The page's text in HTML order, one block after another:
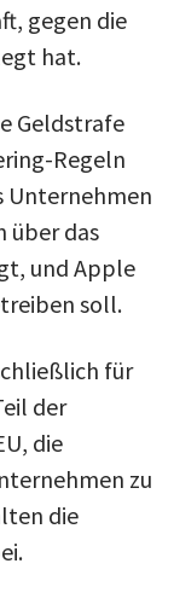
gegen die
hat.
Geldstrafe
Regeln
Unternehmen
über das
und Apple
soll.
für
der
die
zu
die